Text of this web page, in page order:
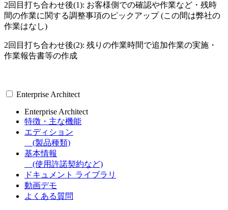
2回目打ち合わせ後(1): お客様側での確認や作業など・残時
間の作業に関する調整事項のピックアップ (この間は弊社の
作業はなし)
2回目打ち合わせ後(2): 残りの作業時間で追加作業の実施・
作業報告書等の作成
Enterprise Architect
Enterprise Architect
特徴・主な機能
エディション
(製品種類)
基本情報
(使用許諾契約など)
ドキュメント ライブラリ
動画デモ
よくある質問